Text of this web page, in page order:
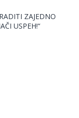
ZAJEDNO
USPEH!“